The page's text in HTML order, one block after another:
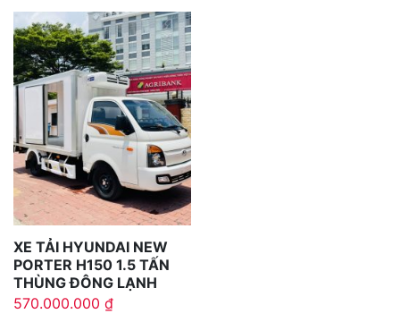
XE TẢI HYUNDAI NEW
PORTER H150 1.5 TẤN
THÙNG ĐÔNG LẠNH
570.000.000 ₫